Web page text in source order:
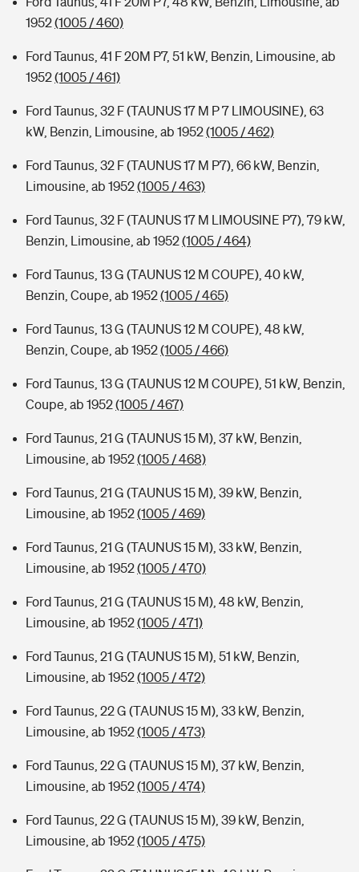
1952(1005 / 460)
Ford Taunus, 41 F 20M P7, 51 kW, Benzin, Limousine, ab
1952(1005 / 461)
Ford Taunus, 32 F (TAUNUS 17 M P 7 LIMOUSINE), 63
kW, Benzin, Limousine, ab 1952(1005 / 462)
Ford Taunus, 32 F (TAUNUS 17 M P7), 66 kW, Benzin,
Limousine, ab 1952(1005 / 463)
Ford Taunus, 32 F (TAUNUS 17 M LIMOUSINE P7), 79 kW,
Benzin, Limousine, ab 1952(1005 / 464)
Ford Taunus, 13 G (TAUNUS 12 M COUPE), 40 kW,
Benzin, Coupe, ab 1952(1005 / 465)
Ford Taunus, 13 G (TAUNUS 12 M COUPE), 48 kW,
Benzin, Coupe, ab 1952(1005 / 466)
Ford Taunus, 13 G (TAUNUS 12 M COUPE), 51 kW, Benzin,
Coupe, ab 1952(1005 / 467)
Ford Taunus, 21 G (TAUNUS 15 M), 37 kW, Benzin,
Limousine, ab 1952(1005 / 468)
Ford Taunus, 21 G (TAUNUS 15 M), 39 kW, Benzin,
Limousine, ab 1952(1005 / 469)
Ford Taunus, 21 G (TAUNUS 15 M), 33 kW, Benzin,
Limousine, ab 1952(1005 / 470)
Ford Taunus, 21 G (TAUNUS 15 M), 48 kW, Benzin,
Limousine, ab 1952(1005 / 471)
Ford Taunus, 21 G (TAUNUS 15 M), 51 kW, Benzin,
Limousine, ab 1952(1005 / 472)
Ford Taunus, 22 G (TAUNUS 15 M), 33 kW, Benzin,
Limousine, ab 1952(1005 / 473)
Ford Taunus, 22 G (TAUNUS 15 M), 37 kW, Benzin,
Limousine, ab 1952(1005 / 474)
Ford Taunus, 22 G (TAUNUS 15 M), 39 kW, Benzin,
Limousine, ab 1952(1005 / 475)